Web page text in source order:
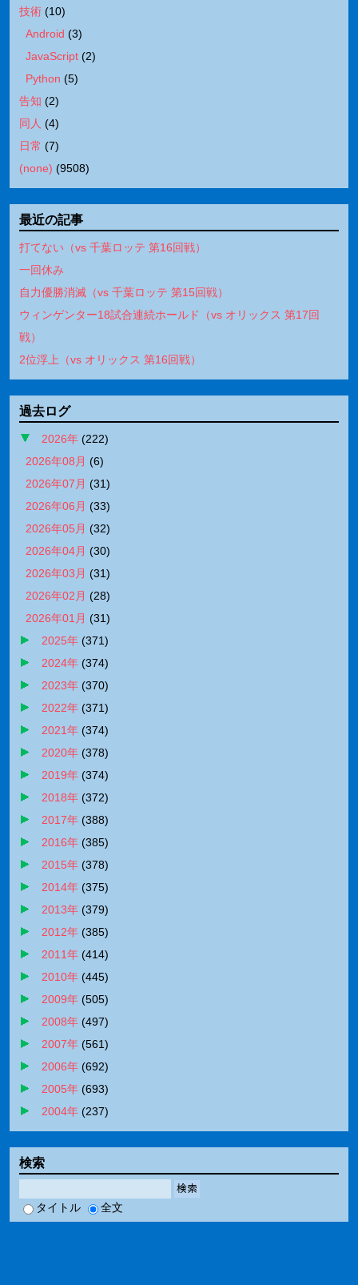
技術 (10)
Android (3)
JavaScript (2)
Python (5)
告知 (2)
同人 (4)
日常 (7)
(none) (9508)
最近の記事
打てない（vs 千葉ロッテ 第16回戦）
一回休み
自力優勝消滅（vs 千葉ロッテ 第15回戦）
ウィンゲンター18試合連続ホールド（vs オリックス 第17回
戦）
2位浮上（vs オリックス 第16回戦）
過去ログ
2026年 (222)
2026年08月 (6)
2026年07月 (31)
2026年06月 (33)
2026年05月 (32)
2026年04月 (30)
2026年03月 (31)
2026年02月 (28)
2026年01月 (31)
2025年 (371)
2024年 (374)
2023年 (370)
2022年 (371)
2021年 (374)
2020年 (378)
2019年 (374)
2018年 (372)
2017年 (388)
2016年 (385)
2015年 (378)
2014年 (375)
2013年 (379)
2012年 (385)
2011年 (414)
2010年 (445)
2009年 (505)
2008年 (497)
2007年 (561)
2006年 (692)
2005年 (693)
2004年 (237)
検索
検索
タイトル 全文